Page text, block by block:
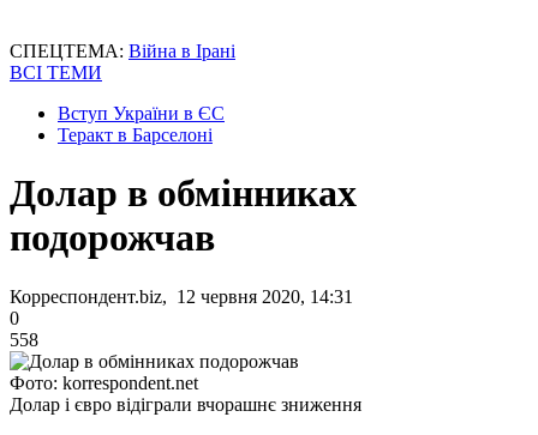
СПЕЦТЕМА: Війна в Ірані
ВСІ ТЕМИ
Вступ України в ЄС
Теракт в Барселоні
Долар в обмінниках
подорожчав
Корреспондент.biz, 12 червня 2020, 14:31
0
558
Фото: korrespondent.net
Долар і євро відіграли вчорашнє зниження